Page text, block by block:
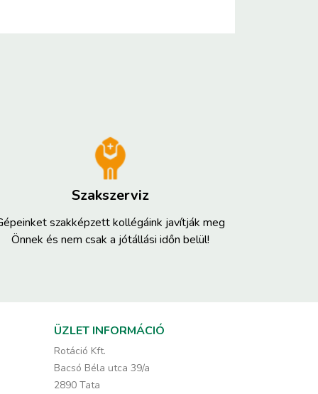
Szakszerviz
szakképzett kollégáink javítják meg
Önnek és nem csak a jótállási időn belül!
ÜZLET INFORMÁCIÓ
Rotáció Kft.
Bacsó Béla utca 39/a
2890 Tata